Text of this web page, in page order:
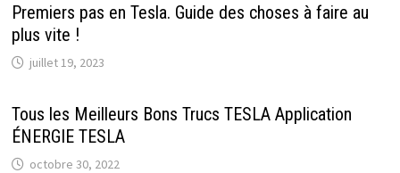
Premiers pas en Tesla. Guide des choses à faire au
plus vite !
juillet 19, 2023
Tous les Meilleurs Bons Trucs TESLA Application
ÉNERGIE TESLA
octobre 30, 2022